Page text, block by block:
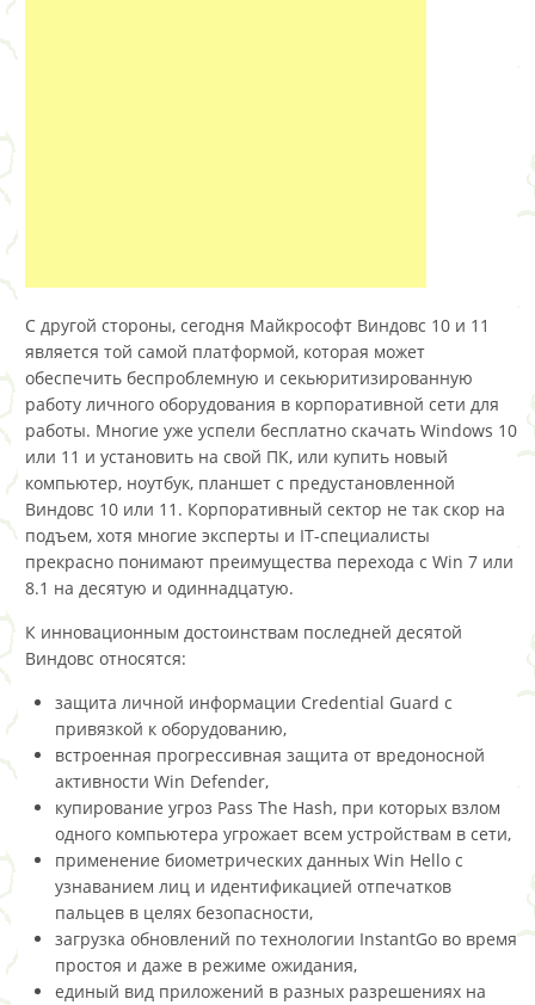
С другой стороны, сегодня Майкрософт Виндовс 10 и 11
является той самой платформой, которая может
обеспечить беспроблемную и секьюритизированную
работу личного оборудования в корпоративной сети для
работы. Многие уже успели бесплатно скачать Windows 10
или 11 и установить на свой ПК, или купить новый
компьютер, ноутбук, планшет с предустановленной
Виндовс 10 или 11. Корпоративный сектор не так скор на
подъем, хотя многие эксперты и IT-специалисты
прекрасно понимают преимущества перехода с Win 7 или
8.1 на десятую и одиннадцатую.
К инновационным достоинствам последней десятой
Виндовс относятся:
защита личной информации Credential Guard с
привязкой к оборудованию,
встроенная прогрессивная защита от вредоносной
активности Win Defender,
купирование угроз Pass The Hash, при которых взлом
одного компьютера угрожает всем устройствам в сети,
применение биометрических данных Win Hello с
узнаванием лиц и идентификацией отпечатков
пальцев в целях безопасности,
загрузка обновлений по технологии InstantGo во время
простоя и даже в режиме ожидания,
единый вид приложений в разных разрешениях на